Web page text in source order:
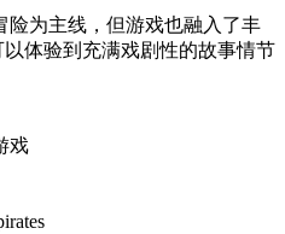
险为主线，但游戏也融入了丰
体验到充满戏剧性的故事情节
戏